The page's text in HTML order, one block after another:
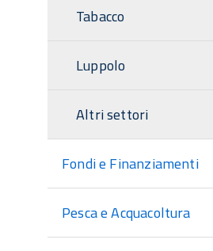
Tabacco
Luppolo
Altri settori
Fondi e Finanziamenti
Pesca e Acquacoltura